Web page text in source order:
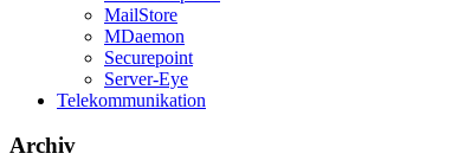
MailStore
MDaemon
Securepoint
Server-Eye
Telekommunikation
Archiv